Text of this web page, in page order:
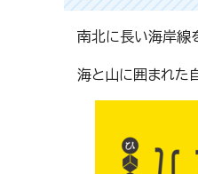
南北に長い海岸線
海と山に囲まれた